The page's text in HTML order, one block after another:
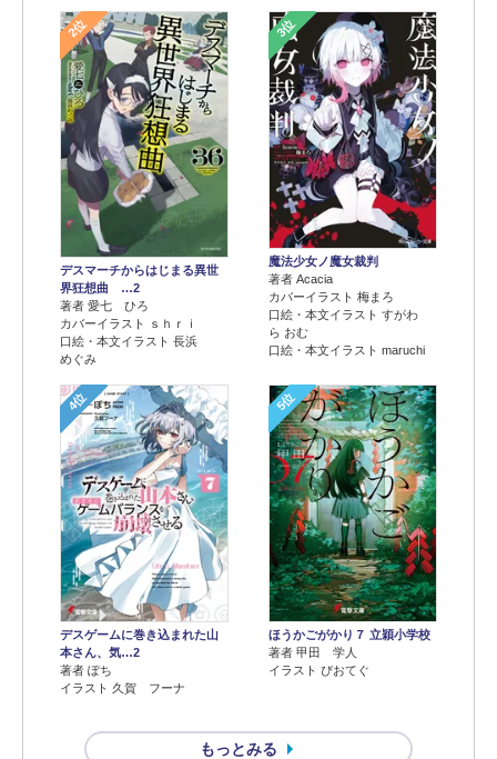
2位
デスマーチからはじまる異世
界狂想曲 …2
著者 愛七 ひろ
カバーイラスト ｓｈｒｉ
口絵・本文イラスト 長浜
めぐみ
3位
魔法少女ノ魔女裁判
著者 Acacia
カバーイラスト 梅まろ
口絵・本文イラスト すがわ
ら おむ
口絵・本文イラスト maruchi
4位
デスゲームに巻き込まれた山
本さん、気…2
著者 ぽち
イラスト 久賀 フーナ
5位
ほうかごがかり７ 立穎小学校
著者 甲田 学人
イラスト ぴおてぐ
もっとみる